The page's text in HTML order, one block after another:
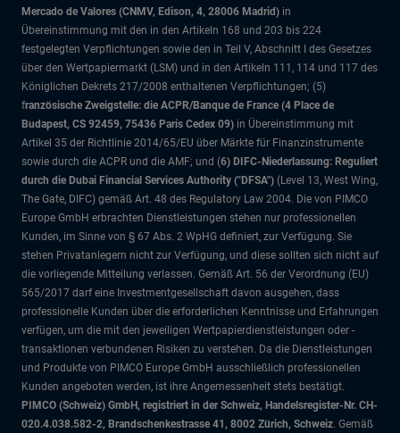
Mercado de Valores (CNMV, Edison, 4, 28006 Madrid) in
Übereinstimmung mit den in den Artikeln 168 und 203 bis 224
festgelegten Verpflichtungen sowie den in Teil V, Abschnitt I des Gesetzes
über den Wertpapiermarkt (LSM) und in den Artikeln 111, 114 und 117 des
Königlichen Dekrets 217/2008 enthaltenen Verpflichtungen; (5)
französische Zweigstelle: die ACPR/Banque de France (4 Place de
Budapest, CS 92459, 75436 Paris Cedex 09) in Übereinstimmung mit
Artikel 35 der Richtlinie 2014/65/EU über Märkte für Finanzinstrumente
sowie durch die ACPR und die AMF; und (6) DIFC-Niederlassung: Reguliert
durch die Dubai Financial Services Authority ("DFSA") (Level 13, West Wing,
The Gate, DIFC) gemäß Art. 48 des Regulatory Law 2004. Die von PIMCO
Europe GmbH erbrachten Dienstleistungen stehen nur professionellen
Kunden, im Sinne von § 67 Abs. 2 WpHG definiert, zur Verfügung. Sie
stehen Privatanlegern nicht zur Verfügung, und diese sollten sich nicht auf
die vorliegende Mitteilung verlassen. Gemäß Art. 56 der Verordnung (EU)
565/2017 darf eine Investmentgesellschaft davon ausgehen, dass
professionelle Kunden über die erforderlichen Kenntnisse und Erfahrungen
verfügen, um die mit den jeweiligen Wertpapierdienstleistungen oder -
transaktionen verbundenen Risiken zu verstehen. Da die Dienstleistungen
und Produkte von PIMCO Europe GmbH ausschließlich professionellen
Kunden angeboten werden, ist ihre Angemessenheit stets bestätigt.
PIMCO (Schweiz) GmbH, registriert in der Schweiz, Handelsregister-Nr. CH-
020.4.038.582-2, Brandschenkestrasse 41, 8002 Zürich, Schweiz. Gemäß